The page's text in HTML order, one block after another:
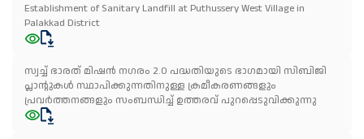
Establishment of Sanitary Landfill at Puthussery West Village in
Palakkad District
സ്വച്ച് ഭാരത് മിഷൻ നഗരം 2.0 പദ്ധതിയുടെ ഭാഗമായി സിബിജി
പ്ലാന്റുകൾ സ്ഥാപിക്കുന്നതിനുള്ള ക്രമീകരണങ്ങളും
പ്രവർത്തനങ്ങളും സംബന്ധിച്ച് ഉത്തരവ് പുറപ്പെടുവിക്കുന്നു